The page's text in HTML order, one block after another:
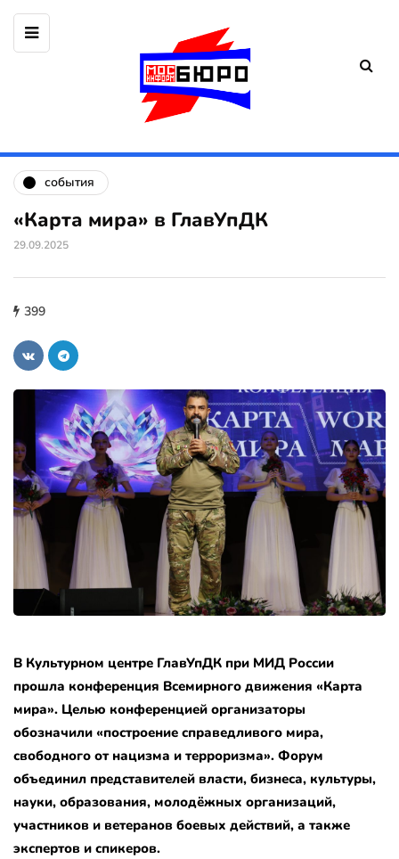
события
«Карта мира» в ГлавУпДК
29.09.2025
399
В Культурном центре ГлавУпДК при МИД России
прошла конференция Всемирного движения «Карта
мира». Целью конференцией организаторы
обозначили «построение справедливого мира,
свободного от нацизма и терроризма». Форум
объединил представителей власти, бизнеса, культуры,
науки, образования, молодёжных организаций,
участников и ветеранов боевых действий, а также
экспертов и спикеров.